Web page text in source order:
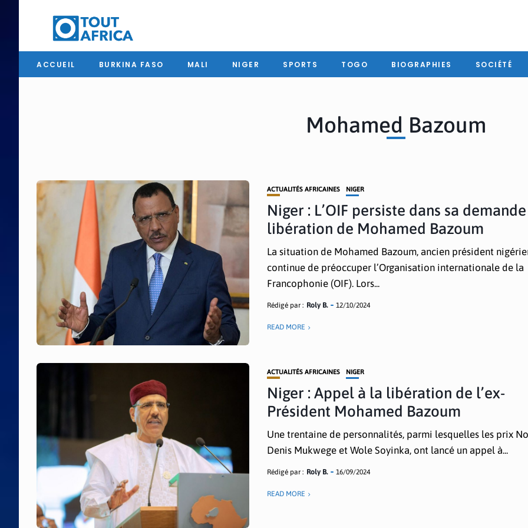
ACCUEIL BURKINA FASO MALI NIGER SPORTS TOGO BIOGRAPHIES SOCIÉTÉ
Mohamed Bazoum
ACTUALITÉS AFRICAINES NIGER
Niger : L’OIF persiste dans sa
libération de Mohamed Bazoum
La situation de Mohamed Bazoum, ancien président
continue de préoccuper l’Organisation internationale de la
Francophonie (OIF). Lors...
Rédigé par : Roly B. 12/10/2024
READ MORE
ACTUALITÉS AFRICAINES NIGER
Niger : Appel à la libération de l’ex-
Président Mohamed Bazoum
Une trentaine de personnalités, parmi lesquelles les prix
Denis Mukwege et Wole Soyinka, ont lancé un appel à...
Rédigé par : Roly B. 16/09/2024
READ MORE